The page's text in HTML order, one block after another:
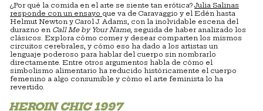
¿Por qué la comida en el arte se siente tan erótica? Julia Salinas
responde con un ensayo que va de Caravaggio y el Edén hasta
Helmut Newton y Carol J. Adams, con la inolvidable escena del
durazno en Call Me by Your Name, seguida de haber analizado los
clásicos. Explora cómo comer y desear comparten los mismos
circuitos cerebrales, y cómo eso ha dado a los artistas un
lenguaje poderoso para hablar del cuerpo sin nombrarlo
directamente. Entre otros argumentos habla de cómo el
simbolismo alimentario ha reducido históricamente el cuerpo
femenino a algo consumible y cómo el arte feminista lo ha
revertido.
HEROIN CHIC 1997